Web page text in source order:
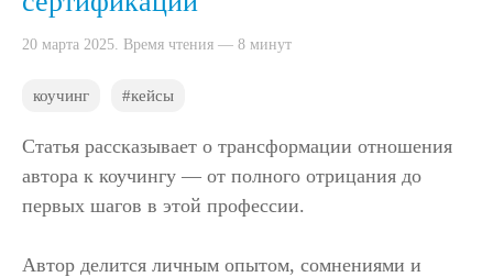
20 марта 2025. Время чтения — 8 минут
коучинг #кейсы
Статья рассказывает о трансформации отношения
автора к коучингу — от полного отрицания до
первых шагов в этой профессии.
Автор делится личным опытом, сомнениями и